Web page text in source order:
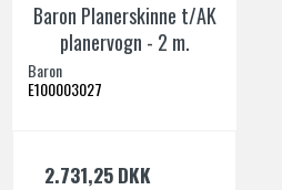
Baron Planerskinne t/AK
planervogn - 2 m.
Baron
E100003027
2.731,25 DKK